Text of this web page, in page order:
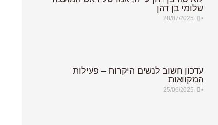
שלומי בן דהן
•
28/07/2025
עדכון חשוב לנשים היקרות – פעילות
המקוואות
•
25/06/2025
שלומי בן דהן
•
28/07/2025
עדכון חשוב לנשים היקרות – פעילות
המקוואות
•
25/06/2025